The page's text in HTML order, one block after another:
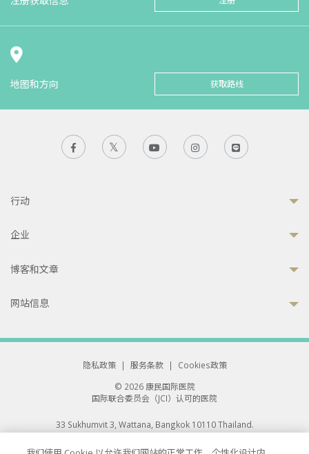
地图和方向 获取路线
行动
企业
博客和文章
网站信息
隐私政策 | 服务条款 |
Cookies政策
© 2026 康民国际医院
国际联合委员会（JCI）认可的医院
33 Sukhumvit 3, Wattana, Bangkok 10110 Thailand.
All rights reserved.